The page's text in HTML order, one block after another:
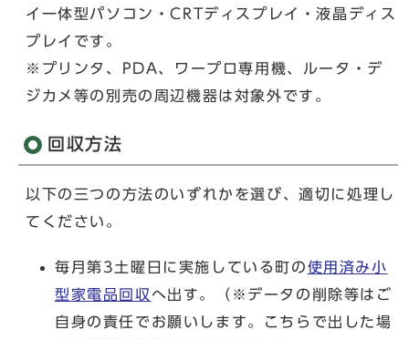
イ一体型パソコン・CRTディスプレイ・液晶ディス
プレイです。
※プリンタ、PDA、ワープロ専用機、ルータ・デ
ジカメ等の別売の周辺機器は対象外です。
回収方法
以下の三つの方法のいずれかを選び、適切に処理し
てください。
毎月第3土曜日に実施している町の使用済み小
型家電品回収へ出す。（※データの削除等はご
自身の責任でお願いします。こちらで出した場